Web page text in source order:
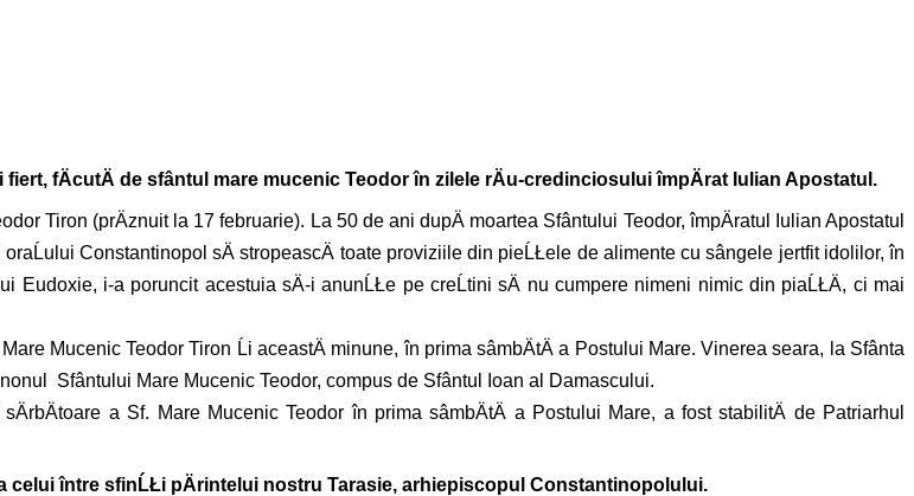
fÄcutÄ de sfântul mare mucenic Teodor în zilele rÄu-credinciosului împÄrat Iulian Apostatul.
Tiron (prÄznuit la 17 februarie). La 50 de ani dupÄ moartea Sfântului Teodor, împÄratul Iulian Apostatul
Constantinopol sÄ stropeascÄ toate proviziile din pieĹŁele de alimente cu sângele jertfit idolilor, în
Eudoxie, i-a poruncit acestuia sÄ-i anunĹŁe pe creĹtini sÄ nu cumpere nimeni nimic din piaĹŁÄ, ci mai
Mucenic Teodor Tiron Ĺi aceastÄ minune, în prima sâmbÄtÄ a Postului Mare. Vinerea seara, la Sfânta
Sfântului Mare Mucenic Teodor, compus de Sfântul Ioan al Damascului.
a Sf. Mare Mucenic Teodor în prima sâmbÄtÄ a Postului Mare, a fost stabilitÄ de Patriarhul
celui între sfinĹŁi pÄrintelui nostru Tarasie, arhiepiscopul Constantinopolului.